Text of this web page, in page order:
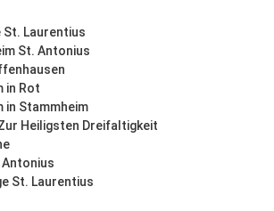
Laurentius
St. Antonius
in Rot
in Stammheim
Heiligsten Dreifaltigkeit
Antonius
St. Laurentius